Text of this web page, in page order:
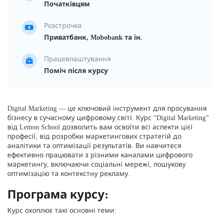
Початківцям
Розстрочка
Приватбанк, Mobobank та ін.
Працевлаштування
Поміч після курсу
Digital Marketing — це ключовий інструмент для просування
бізнесу в сучасному цифровому світі. Курс “Digital Marketing”
від Lemon School дозволить вам освоїти всі аспекти цієї
професії, від розробки маркетингових стратегій до
аналітики та оптимізації результатів. Ви навчитеся
ефективно працювати з різними каналами цифрового
маркетингу, включаючи соціальні мережі, пошукову
оптимізацію та контекстну рекламу.
Програма курсу:
Курс охоплює такі основні теми: